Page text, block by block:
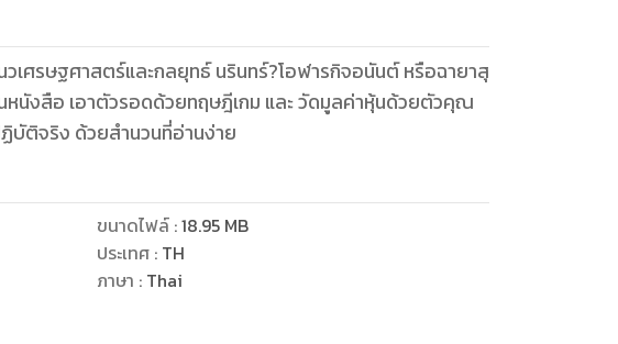
เศรษฐศาสตร์และกลยุทธ์ นรินทร์?โอฬารกิจอนันต์ หรือฉายาสุ
หนังสือ เอาตัวรอดด้วยทฤษฎีเกม และ วัดมูลค่าหุ้นด้วยตัวคุณ
บัติจริง ด้วยสำนวนที่อ่านง่าย
ขนาดไฟล์:18.95 MB
ประเทศ : TH
ภาษา : Thai